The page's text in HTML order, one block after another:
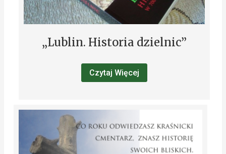
„Lublin. Historia dzielnic”
Czytaj Więcej